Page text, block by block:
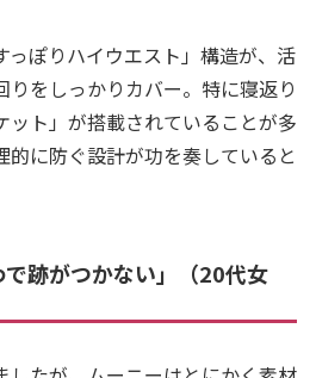
っぽりハイウエスト」構造が、活
をしっかりカバー。特に寝返り
ット」が搭載されていることが多
的に防ぐ設計が功を奏していると
で跡がつかない」（20代女